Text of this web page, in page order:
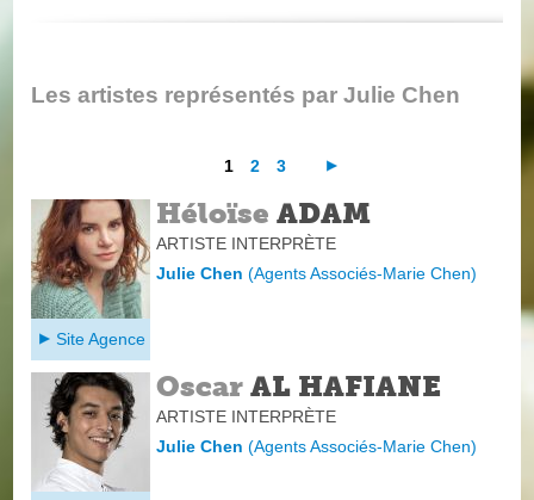
Les artistes représentés par Julie Chen
1 2 3
Héloïse ADAM
ARTISTE INTERPRÈTE
Julie Chen(Agents Associés-Marie Chen)
Site Agence
Oscar AL HAFIANE
ARTISTE INTERPRÈTE
Julie Chen(Agents Associés-Marie Chen)